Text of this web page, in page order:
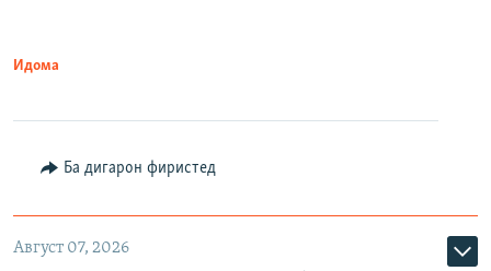
Идома
Ба дигарон фиристед
Август 07, 2026